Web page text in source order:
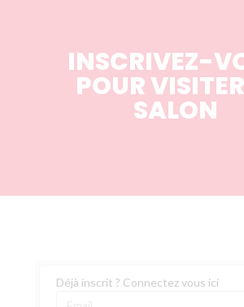
INSCRIVEZ-
POUR
SALON